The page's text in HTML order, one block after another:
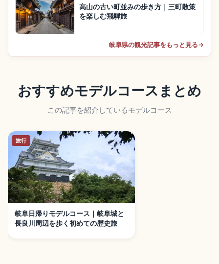
高山の古い町並みの歩き方｜三町散策
を楽しむ飛騨旅
岐阜県の観光記事をもっと見る→
おすすめモデルコースまとめ
この記事を紹介しているモデルコース
旅行
岐阜日帰りモデルコース｜岐阜城と
長良川周辺を歩く初めての歴史旅